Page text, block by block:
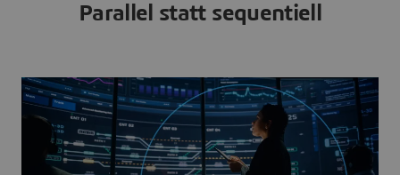
Parallel statt sequentiell